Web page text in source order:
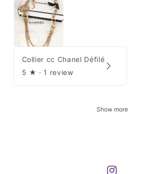
Collier cc Chanel Défilé
5 ★ · 1 review
Show more